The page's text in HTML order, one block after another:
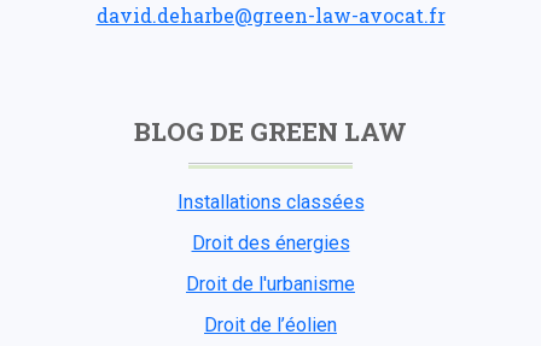
david.deharbe@green-law-avocat.fr
BLOG DE GREEN LAW
Installations classées
Droit des énergies
Droit de l'urbanisme
Droit de l’éolien